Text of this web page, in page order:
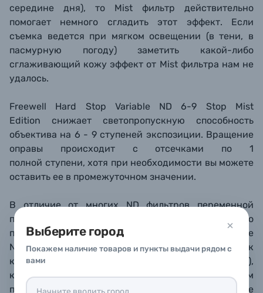
Выберите город
Покажем наличие товаров и пункты выдачи рядом с
вами
середине дня), то Mist фильтр действительно
помогает немного сгладить этот эффект. Если
съемка ведется при мягком освещении (в тени, в
пасмурную погоду) заметить какой-либо
сглаживающий кожу эффект от Mist фильтра нам не
удалось.
Freewell Hard Stop Variable ND 6-9 Stop Mist
Edition снижает светопропускную способность
объектива на 6 - 9 ступеней экспозиции. Вращение
оправы происходит с отсечками по 1
полной ступени, хотя при необходимости вы можете
оставить ее в промежуточном значении.
В отличие от многих ND фильтров переменной
плоскости (так сказать, Vario ND «первого
поколения»), Freewell Hard Stop Variable
ND свободны от такого артефакта как
крестообразное затемнение (кросс-поляризация),
которая раньше являлась серьезным аргументом
против использования Vario ND фильтров. Также